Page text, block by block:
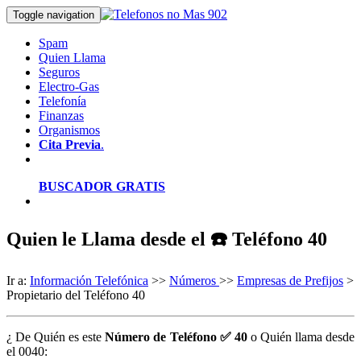
Toggle navigation
Spam
Quien Llama
Seguros
Electro-Gas
Telefonía
Finanzas
Organismos
Cita Previa.
BUSCADOR GRATIS
Quien le Llama desde el ☎️ Teléfono 40
Ir a: Información Telefónica >> Números >> Empresas de Prefijos >
Propietario del Teléfono 40
¿ De Quién es esteNúmero de Teléfono ✅ 40o Quién llama desde
el 0040: